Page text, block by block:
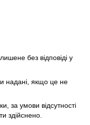
без відповіді у
надані, якщо це не
за умови відсутності
здійснено.